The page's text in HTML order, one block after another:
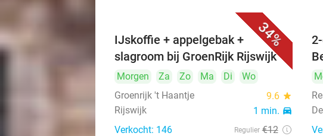
34%
IJskoffie + appelgebak +
slagroom bij GroenRijk Rijswijk
Morgen Za Zo Ma Di
Wo
Groenrijk 't Haantje
9.6 star
Rijswijk 1 min. directions_car
Verkocht: 146 Regulier €12